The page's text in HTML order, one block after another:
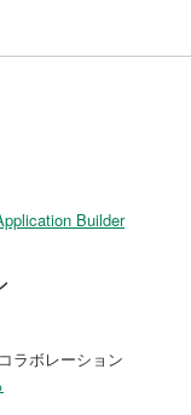
Builder​
ラボレーション